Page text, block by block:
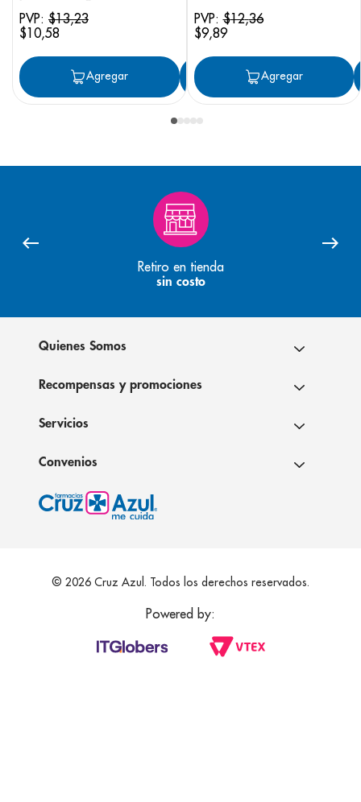
PVP: $13,23
$10,58
Agregar Agregar
PVP:$12,36
$9,89
Agregar
Retiro en tienda
sin costo
Quienes Somos
Recompensas y promociones
Servicios
Convenios
© 2026 Cruz Azul. Todos los derechos reservados.
Powered by: